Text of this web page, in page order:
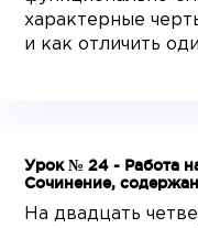
характерные
и как отличить
Урок № 24 - Работа
Сочинение,
На двадцать